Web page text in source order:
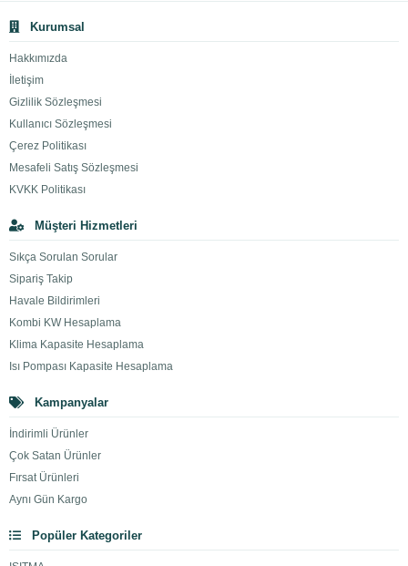
Kurumsal
Hakkımızda
İletişim
Gizlilik Sözleşmesi
Kullanıcı Sözleşmesi
Çerez Politikası
Mesafeli Satış Sözleşmesi
KVKK Politikası
Müşteri Hizmetleri
Sıkça Sorulan Sorular
Sipariş Takip
Havale Bildirimleri
Kombi KW Hesaplama
Klima Kapasite Hesaplama
Isı Pompası Kapasite Hesaplama
Kampanyalar
İndirimli Ürünler
Çok Satan Ürünler
Fırsat Ürünleri
Aynı Gün Kargo
Popüler Kategoriler